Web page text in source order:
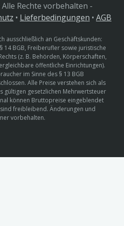
Rechte vorbehalten -
• Lieferbedingungen • AGB
ausschließlich an Geschäftskunden:
14 BGB, Freiberufler sowie juristische
(z. B. Behörden, Körperschaften,
öffentliche Einrichtungen).
im Sinne des § 13 BGB
Alle Preise verstehen sich als
gültigen gesetzlichen Mehrwertsteuer
können Bruttopreise eingeblendet
freibleibend. Änderungen und
vorbehalten.